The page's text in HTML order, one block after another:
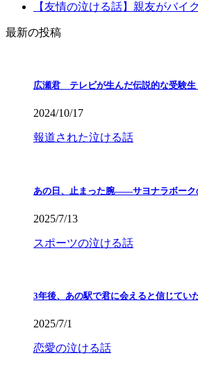
【友情の泣ける話】親友がバイ
最新の投稿
広瀬君 テレビが生んだ伝説的な受験
2024/10/17
報道された泣ける話
あの日、止まった腕――サヨナラボーク
2025/7/13
スポーツの泣ける話
3年後、あの駅で君に会えると信じて
2025/7/1
恋愛の泣ける話